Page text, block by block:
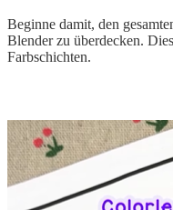
Beginne damit, den
Blender zu überdecken.
Farbschichten.